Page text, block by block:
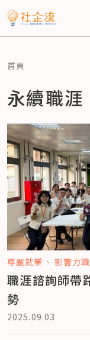
首頁
永續職涯
尊嚴就業 影響力
職涯諮詢師帶
勢
2025.09.03